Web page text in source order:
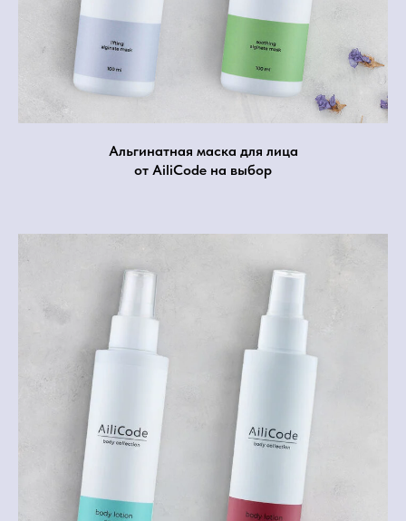
Альгинатная маска для лица
от AiliCode на выбор